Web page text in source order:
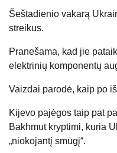
Šeštadienio vakarą
streikus.
Pranešama, kad jie
elektrinių komponentų
Vaizdai parodė, kaip po
Kijevo pajėgos taip pat
Bakhmut kryptimi, kuria
„niokojantį smūgį“.